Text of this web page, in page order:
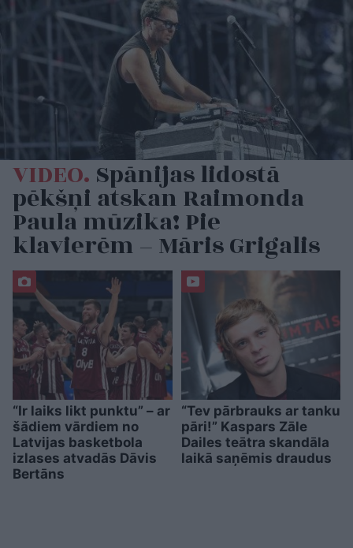
VIDEO. Spānijas lidostā
pēkšņi atskan Raimonda
Paula mūzika! Pie
klavierēm – Māris Grigalis
“Ir laiks likt punktu” – ar
šādiem vārdiem no
Latvijas basketbola
izlases atvadās Dāvis
Bertāns
“Tev pārbrauks ar tanku
pāri!” Kaspars Zāle
Dailes teātra skandāla
laikā saņēmis draudus